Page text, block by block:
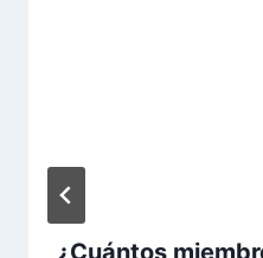
¿Cuántos